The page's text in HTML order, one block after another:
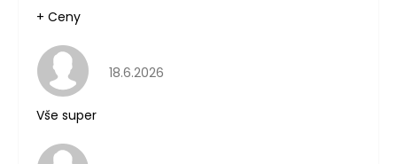
+ Ceny
Hodnocení obchodu je 5 z 5 hvězdiček.
18.6.2026
Vše super